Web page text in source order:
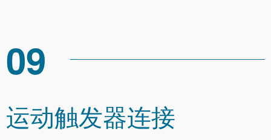
09
运动触发器连接